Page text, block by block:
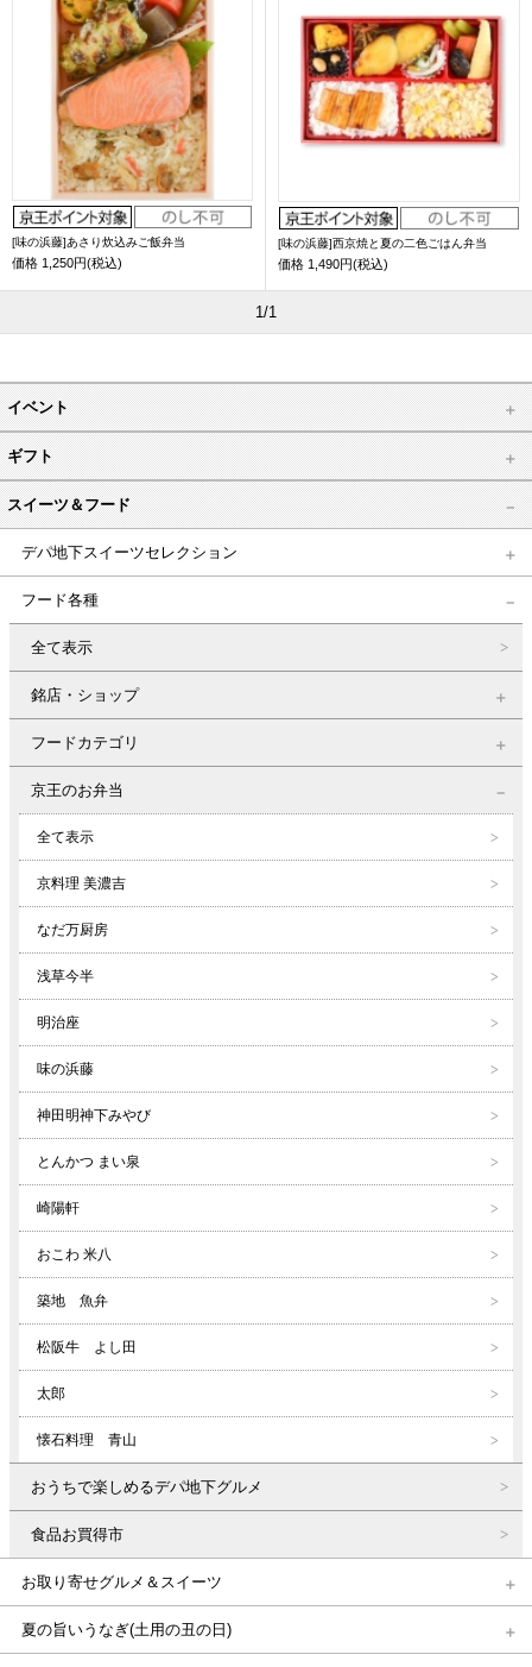
[味の浜藤]あさり炊込みご飯弁当
価格 1,250円(税込)
[味の浜藤]西京焼と夏の二色ごはん弁当
価格 1,490円(税込)
1/1
イベント
ギフト
スイーツ＆フード
デパ地下スイーツセレクション
フード各種
全て表示
銘店・ショップ
フードカテゴリ
京王のお弁当
全て表示
京料理 美濃吉
なだ万厨房
浅草今半
明治座
味の浜藤
神田明神下みやび
とんかつ まい泉
崎陽軒
おこわ 米八
築地 魚弁
松阪牛 よし田
太郎
懐石料理 青山
おうちで楽しめるデパ地下グルメ
食品お買得市
お取り寄せグルメ＆スイーツ
夏の旨いうなぎ(土用の丑の日)